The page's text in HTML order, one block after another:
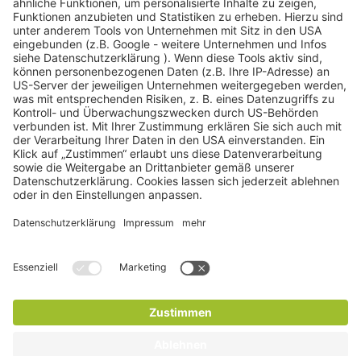
KONTAKT
Medi-CENT Innovation AG
Teichgässlein 9
CH-4058 Basel
Fon +41 61 588 15 00
Fax +41 61 588 15 09
info@medi-cent.ch
BLOG
Frakturprävention durch Knochendichtemessung
Bonusprogramme Knochendichtemessung
(Osteodensitometrie)